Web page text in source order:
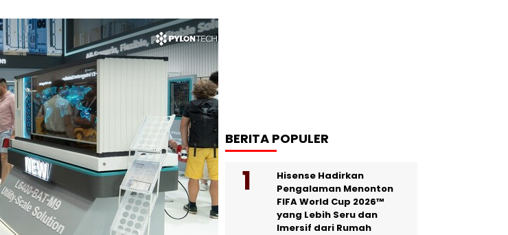
BERITA POPULER
Hisense Hadirkan
Pengalaman Menonton
FIFA World Cup 2026™
yang Lebih Seru dan
Imersif dari Rumah